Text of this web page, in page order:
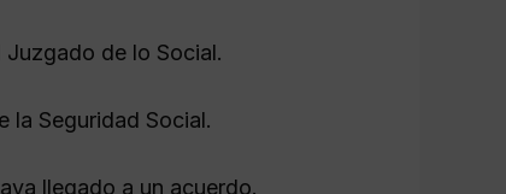
de lo Social.
la Seguridad Social.
llegado a un acuerdo.